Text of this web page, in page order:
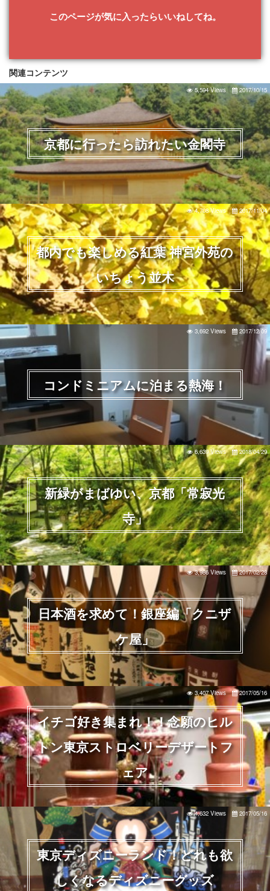
このページが気に入ったらいいねしてね。
関連コンテンツ
京都に行ったら訪れたい金閣寺
5,594 Views 2017/10/15
都内でも楽しめる紅葉 神宮外苑の
いちょう並木
4,708 Views 2017/11/04
コンドミニアムに泊まる熱海！
3,692 Views 2017/12/09
新緑がまばゆい、京都「常寂光
寺」
6,639 Views 2018/04/29
日本酒を求めて！銀座編「クニザ
ケ屋」
3,986 Views 2017/02/28
イチゴ好き集まれ！！念願のヒル
トン東京ストロベリーデザートフ
ェア
3,407 Views 2017/05/16
東京ディズニーランド！どれも欲
しくなるディズニーグッズ
4,632 Views 2017/05/16